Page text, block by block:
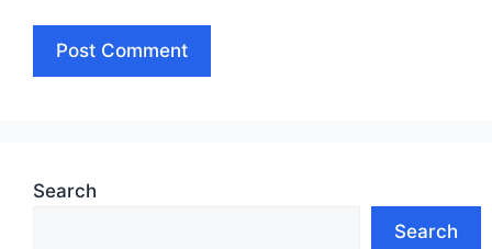
Search
Search